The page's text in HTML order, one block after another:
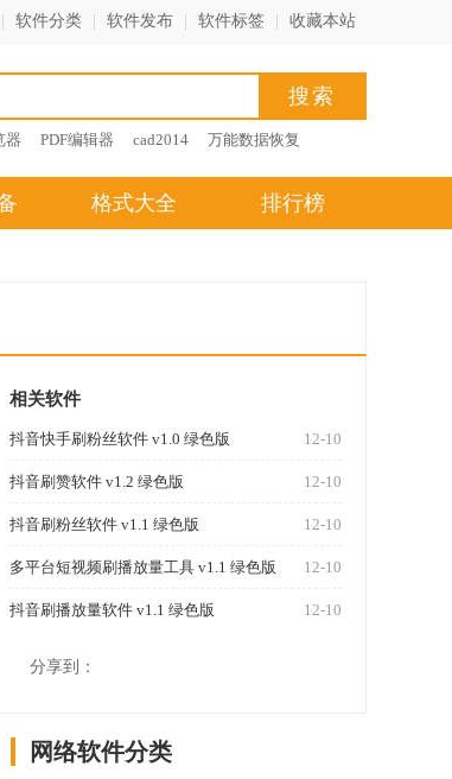
软件分类 软件发布 软件标签 收藏本站
器 PDF编辑器 cad2014 万能数据恢复
格式大全 排行榜
相关软件
12-10
抖音快手刷粉丝软件 v1.0 绿色版
12-10
抖音刷赞软件 v1.2 绿色版
12-10
抖音刷粉丝软件 v1.1 绿色版
12-10
多平台短视频刷播放量工具 v1.1 绿色版
12-10
抖音刷播放量软件 v1.1 绿色版
分享到：
网络软件分类